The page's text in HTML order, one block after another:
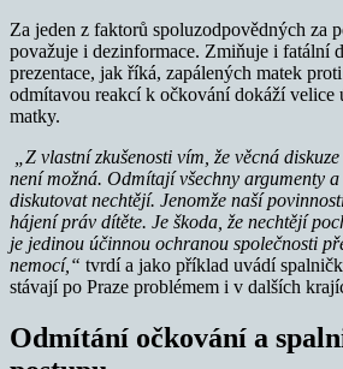
Za jeden z faktorů spoluzodpovědných za
považuje i dezinformace. Zmiňuje i fatální
prezentace, jak říká, zapálených matek
odmítavou reakcí k očkování dokáží velice
matky.
„Z vlastní zkušenosti vím, že věcná
není možná. Odmítají všechny argumenty
diskutovat nechtějí. Jenomže naší
hájení práv dítěte. Je škoda, že nechtějí
je jedinou účinnou ochranou společnosti
nemocí,“ tvrdí a jako příklad uvádí
stávají po Praze problémem i v dalších
Odmítání očkování a